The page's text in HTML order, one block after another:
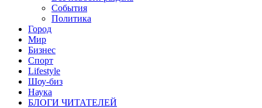
События
Политика
Город
Мир
Бизнес
Спорт
Lifestyle
Шоу-биз
Наука
БЛОГИ ЧИТАТЕЛЕЙ